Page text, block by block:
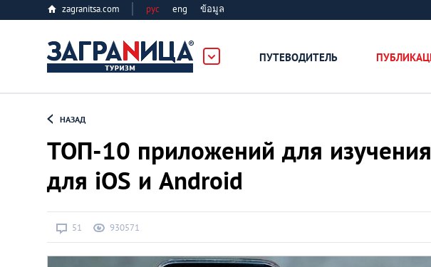
zagranitsa.com рус eng ข้อมูล
ПУТЕВОДИТЕЛЬ
Алматы
НАЗАД
ТОП-10 приложений для изучения
для iOS и Android
51 930571